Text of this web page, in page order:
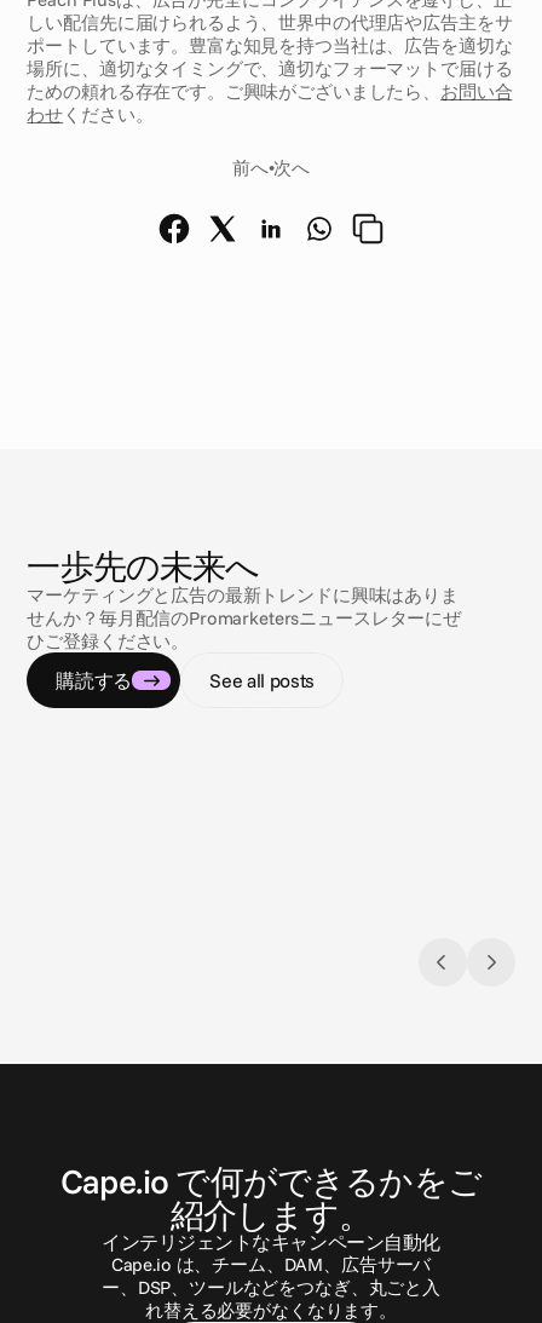
しい配信先に届けられるよう、世界中の代理店や広告主をサ
ポートしています。豊富な知見を持つ当社は、広告を適切な
場所に、適切なタイミングで、適切なフォーマットで届ける
ための頼れる存在です。ご興味がございましたら、 お問い合
わせ ください。
前へ•次へ
ュース
一歩先の未来へ
マーケティングと広告の最新トレンドに興味はありま
せんか？毎月配信のPromarketersニュースレターにぜ
ひご登録ください。
購読する See all posts
お問 い 合わ せ
Cape.io で何ができるかをご
紹介します。
インテリジェントなキャンペーン自動化
Cape.io は、チーム、DAM、広告サーバ
ー、DSP、ツールなどをつなぎ、丸ごと入
れ替える必要がなくなります。